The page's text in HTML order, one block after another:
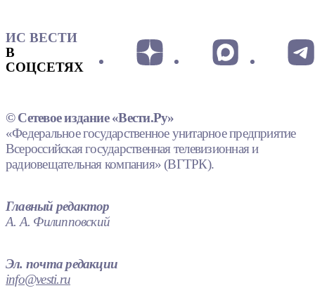
ИС ВЕСТИ
В
СОЦСЕТЯХ
© Сетевое издание «Вести.Ру»
«Федеральное государственное унитарное предприятие
Всероссийская государственная телевизионная и
радиовещательная компания» (ВГТРК).
Главный редактор
А. А. Филипповский
Эл. почта редакции
info@vesti.ru